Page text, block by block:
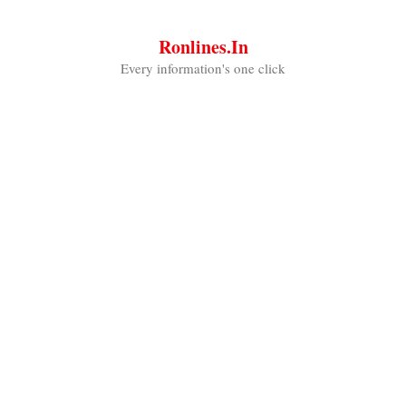
Ronlines.in
Every information's one click